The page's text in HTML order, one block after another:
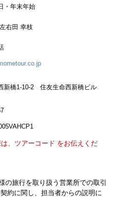
・年末年始
右田 幸枝
新橋1-10-2 住友生命西新橋ビル
、ツアーコード をお伝えくだ
の旅行を取り扱う営業所での取引
約に関し、担当者からの説明に